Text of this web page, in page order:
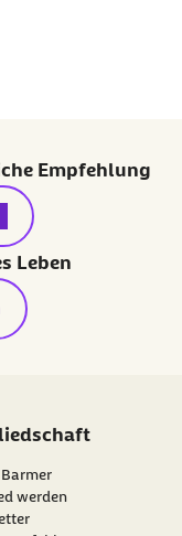
Empfehlung
Leben
werden